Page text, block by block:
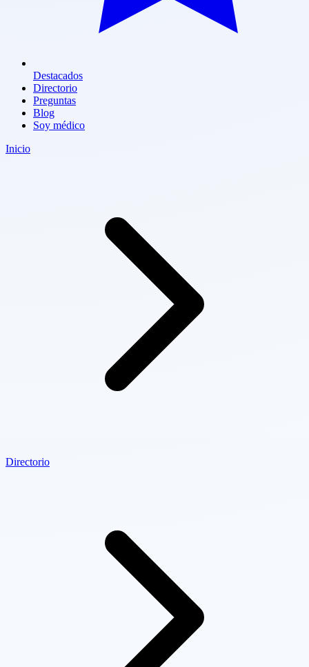
Destacados
Directorio
Preguntas
Blog
Soy médico
Inicio
Directorio